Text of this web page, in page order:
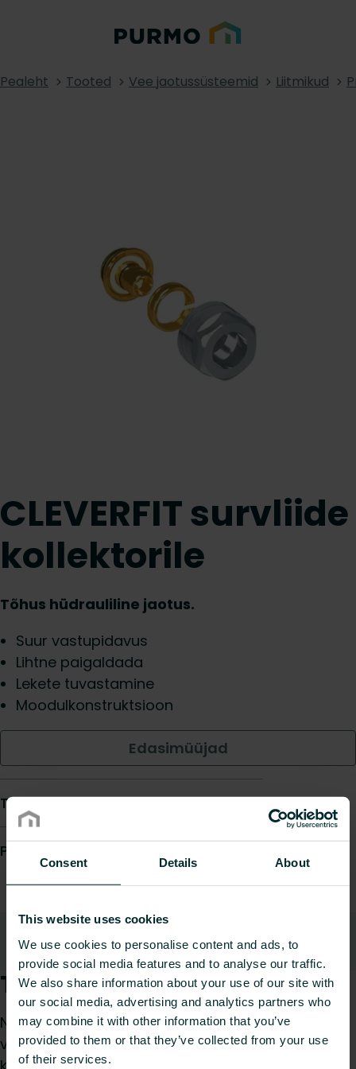
Consent Details About
This website uses cookies
We use cookies to personalise content and ads, to
provide social media features and to analyse our traffic.
We also share information about your use of our site with
our social media, advertising and analytics partners who
may combine it with other information that you’ve
provided to them or that they’ve collected from your use
of their services.
Pealeht Tooted Vee jaotussüsteemid Liitmikud
CLEVERFIT survliide
kollektorile
Tõhus hüdrauliline jaotus.
Suur vastupidavus
Lihtne paigaldada
Lekete tuvastamine
Moodulkonstruktsioon
Edasimüüjad
Toote andmeleht
Prescription text
Kirjeldus Allalaadimised
Toote kirjeldus
Nikeldatud keermesühendus sisemise või
väliskeermega on kolmest osast koosnev ¾”